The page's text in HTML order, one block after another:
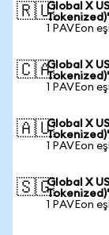
🇷🇺Global X
1 PAVEon
🇨🇦Global X
1 PAVEon
🇦🇺Global X
1 PAVEon
🇸🇬Global X
1 PAVEon